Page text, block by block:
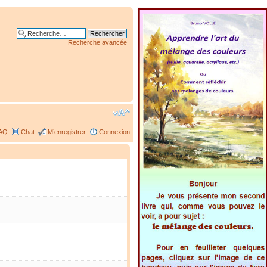
Recherche avancée
Chat M’enregistrer Connexion